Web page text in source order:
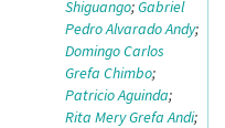
Shiguango;Gabriel
Pedro Alvarado Andy;
Domingo Carlos
Grefa Chimbo;
Patricio Aguinda;
Rita Mery Grefa Andi;